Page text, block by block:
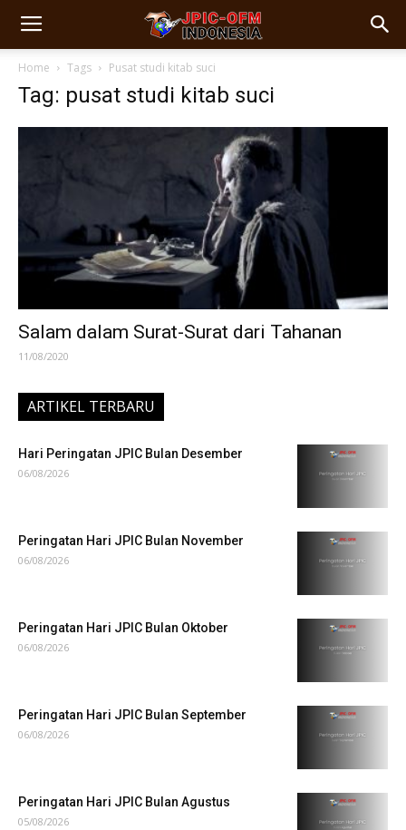
Home Tags Pusat studi kitab suci
Tag: pusat studi kitab suci
Salam dalam Surat-Surat dari Tahanan
11/08/2020
ARTIKEL TERBARU
Hari Peringatan JPIC Bulan Desember
06/08/2026
Peringatan Hari JPIC Bulan November
06/08/2026
Peringatan Hari JPIC Bulan Oktober
06/08/2026
Peringatan Hari JPIC Bulan September
06/08/2026
Peringatan Hari JPIC Bulan Agustus
05/08/2026